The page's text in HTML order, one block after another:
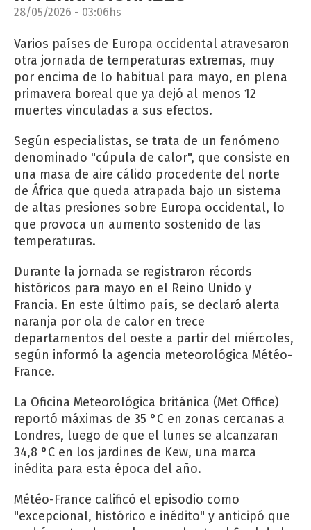
28/05/2026 - 03:06hs
Varios países de Europa occidental atravesaron
otra jornada de temperaturas extremas, muy
por encima de lo habitual para mayo, en plena
primavera boreal que ya dejó al menos 12
muertes vinculadas a sus efectos.
Según especialistas, se trata de un fenómeno
denominado "cúpula de calor", que consiste en
una masa de aire cálido procedente del norte
de África que queda atrapada bajo un sistema
de altas presiones sobre Europa occidental, lo
que provoca un aumento sostenido de las
temperaturas.
Durante la jornada se registraron récords
históricos para mayo en el Reino Unido y
Francia. En este último país, se declaró alerta
naranja por ola de calor en trece
departamentos del oeste a partir del miércoles,
según informó la agencia meteorológica Météo-
France.
La Oficina Meteorológica británica (Met Office)
reportó máximas de 35 °C en zonas cercanas a
Londres, luego de que el lunes se alcanzaran
34,8 °C en los jardines de Kew, una marca
inédita para esta época del año.
Météo-France calificó el episodio como
"excepcional, histórico e inédito" y anticipó que